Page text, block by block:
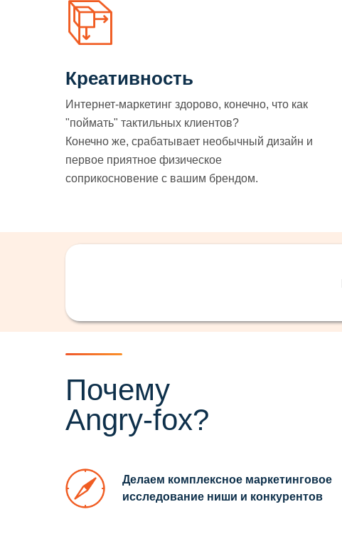
Креативность
Интернет-маркетинг здорово, конечно, что как
"поймать" тактильных клиентов?
Конечно же, срабатывает необычный дизайн и
первое приятное физическое
соприкосновение с вашим брендом.
Почему
Angry-fox?
Делаем комплексное маркетинговое
исследование ниши и конкурентов